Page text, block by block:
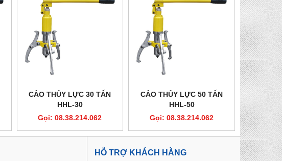
CẢO THỦY LỰC 30 TẤN
HHL-30
Gọi: 08.38.214.062
CẢO THỦY LỰC 50 TẤN
HHL-50
Gọi: 08.38.214.062
HỖ TRỢ KHÁCH HÀNG